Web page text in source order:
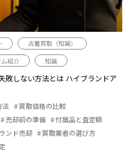
古着買取（知識）
紹介 知識
敗しない方法とは ハイブランドア
法
買取価格の比較
売却前の準備
付属品と査定額
ンド売却
買取業者の選び方